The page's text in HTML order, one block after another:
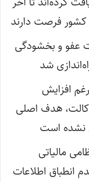
کشور فرصت دارند
عفو و بخشودگی
شد
افزایش
هدف اصلی
نشده است
مالیاتی
اطلاعات